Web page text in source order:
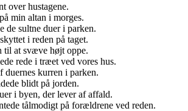
over hustagene.
min altan i morges.
de sultne duer i parken.
i reden på taget.
til at svæve højt oppe.
rede i træet ved vores hus.
duernes kurren i parken.
blidt på jorden.
i byen, der lever af affald.
tålmodigt på forældrene ved reden.